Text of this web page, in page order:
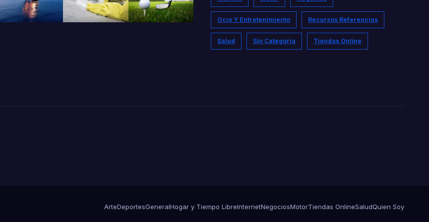
Ocio Y Entretenimiento Recursos Referencias
Salud Sin Categoría Tiendas Online
ArteDeportesGeneralHogar y Tiempo LibreInternetNegociosMotorTiendas OnlineSaludQuien Soy